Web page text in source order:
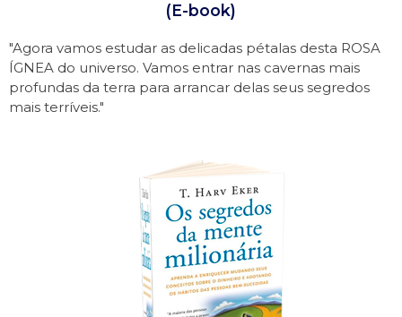
(E-book)
"Agora vamos estudar as delicadas pétalas desta ROSA
ÍGNEA do universo. Vamos entrar nas cavernas mais
profundas da terra para arrancar delas seus segredos
mais terríveis."